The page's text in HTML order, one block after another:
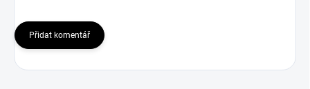
Přidat komentář